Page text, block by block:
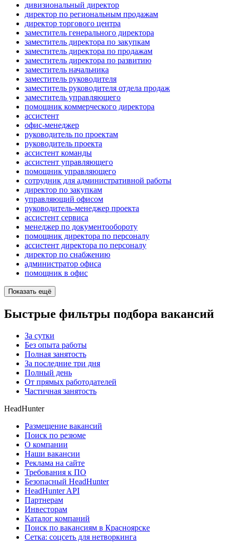
дивизиональный директор
директор по региональным продажам
директор торгового центра
заместитель генерального директора
заместитель директора по закупкам
заместитель директора по продажам
заместитель директора по развитию
заместитель начальника
заместитель руководителя
заместитель руководителя отдела продаж
заместитель управляющего
помощник коммерческого директора
ассистент
офис-менеджер
руководитель по проектам
руководитель проекта
ассистент команды
ассистент управляющего
помощник управляющего
сотрудник для административной работы
директор по закупкам
управляющий офисом
руководитель-менеджер проекта
ассистент сервиса
менеджер по документообороту
помощник директора по персоналу
ассистент директора по персоналу
директор по снабжению
администратор офиса
помощник в офис
Показать ещё
Быстрые фильтры подбора вакансий
За сутки
Без опыта работы
Полная занятость
За последние три дня
Полный день
От прямых работодателей
Частичная занятость
HeadHunter
Размещение вакансий
Поиск по резюме
О компании
Наши вакансии
Реклама на сайте
Требования к ПО
Безопасный HeadHunter
HeadHunter API
Партнерам
Инвесторам
Каталог компаний
Поиск по вакансиям в Красноярске
Сетка: соцсеть для нетворкинга